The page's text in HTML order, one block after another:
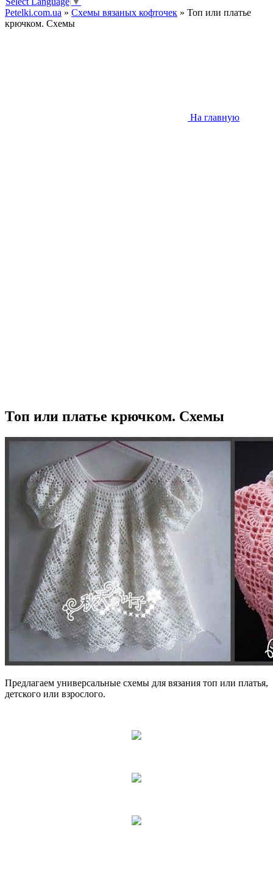
Petelki.com.ua » Схемы вязаных кофточек » Топ или платье
крючком. Схемы
На главную
Топ или платье крючком. Схемы
Предлагаем универсальные схемы для вязания топ или платья,
детского или взрослого.